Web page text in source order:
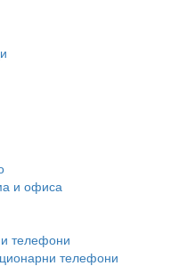
и офиса
телефони
телефони